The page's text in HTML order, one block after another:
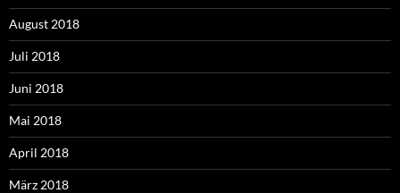
August 2018
Juli 2018
Juni 2018
Mai 2018
April 2018
März 2018